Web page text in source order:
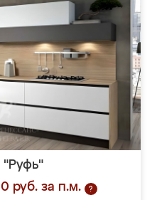
"Руфь"
руб. за п.м.
?